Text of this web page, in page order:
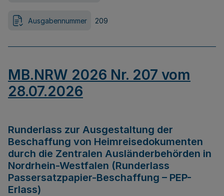
Ausgabennummer 209
MB.NRW 2026 Nr. 207 vom
28.07.2026
Runderlass zur Ausgestaltung der
Beschaffung von Heimreisedokumenten
durch die Zentralen Ausländerbehörden in
Nordrhein-Westfalen (Runderlass
Passersatzpapier-Beschaffung – PEP-
Erlass)